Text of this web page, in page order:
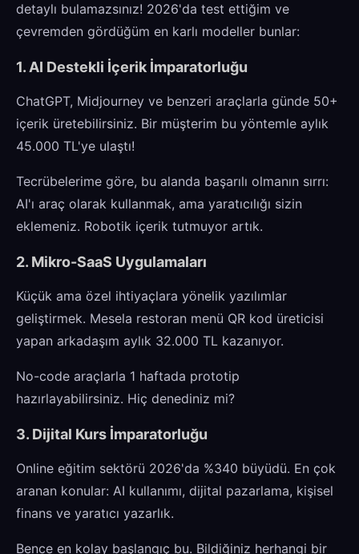
detaylı bulamazsınız! 2026'da test ettiğim ve
çevremden gördüğüm en karlı modeller bunlar:
1. AI Destekli İçerik İmparatorluğu
ChatGPT, Midjourney ve benzeri araçlarla günde 50+
içerik üretebilirsiniz. Bir müşterim bu yöntemle aylık
45.000 TL'ye ulaştı!
Tecrübelerime göre, bu alanda başarılı olmanın sırrı:
AI'ı araç olarak kullanmak, ama yaratıcılığı sizin
eklemeniz. Robotik içerik tutmuyor artık.
2. Mikro-SaaS Uygulamaları
Küçük ama özel ihtiyaçlara yönelik yazılımlar
geliştirmek. Mesela restoran menü QR kod üreticisi
yapan arkadaşım aylık 32.000 TL kazanıyor.
No-code araçlarla 1 haftada prototip
hazırlayabilirsiniz. Hiç denediniz mi?
3. Dijital Kurs İmparatorluğu
Online eğitim sektörü 2026'da %340 büyüdü. En çok
aranan konular: AI kullanımı, dijital pazarlama, kişisel
finans ve yaratıcı yazarlık.
Bence en kolay başlangıç bu. Bildiğiniz herhangi bir